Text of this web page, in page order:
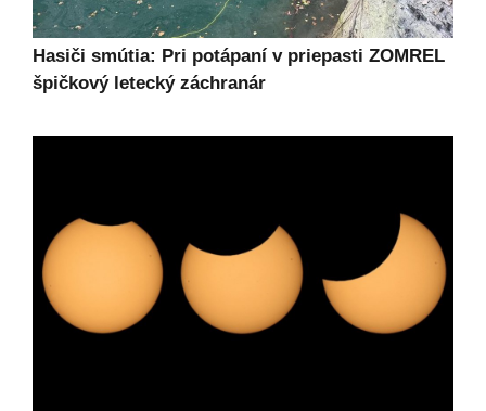
Hasiči smútia: Pri potápaní v priepasti ZOMREL
špičkový letecký záchranár